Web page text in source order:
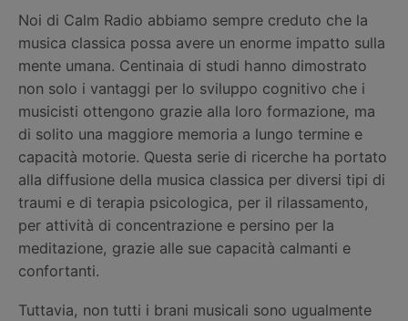
Noi di Calm Radio abbiamo sempre creduto che la
musica classica possa avere un enorme impatto sulla
mente umana. Centinaia di studi hanno dimostrato
non solo i vantaggi per lo sviluppo cognitivo che i
musicisti ottengono grazie alla loro formazione, ma
di solito una maggiore memoria a lungo termine e
capacità motorie. Questa serie di ricerche ha portato
alla diffusione della musica classica per diversi tipi di
traumi e di terapia psicologica, per il rilassamento,
per attività di concentrazione e persino per la
meditazione, grazie alle sue capacità calmanti e
confortanti.
Tuttavia, non tutti i brani musicali sono ugualmente